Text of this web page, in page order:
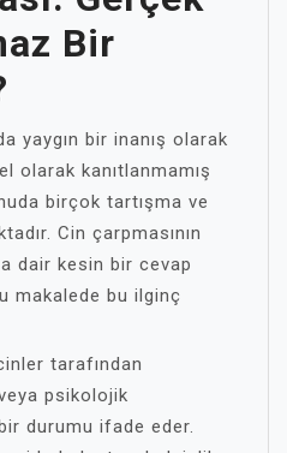
Bir
yaygın bir inanış olarak
olarak kanıtlanmamış
birçok tartışma ve
Cin çarpmasının
dair kesin bir cevap
makalede bu ilginç
tarafından
psikolojik
durumu ifade eder.